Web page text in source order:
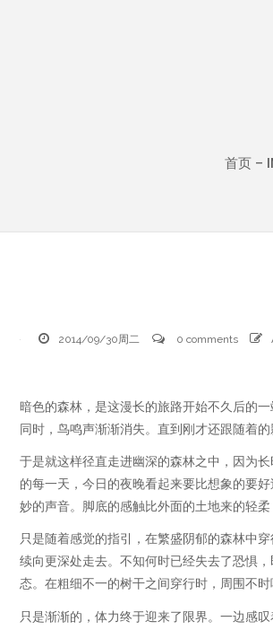
首页 –
2014/09/30周二 0 comments
暗色的森林，是这漫长的旅路开始不久后的
同时，鸟鸣声渐渐消失。直到刚才还跟随着的
于是就这样径直走进幽深的森林之中，因为
的每一天，今日的夜晚看起来要比想象的要
妙的声音。脚底的感触比外面的土地来的轻柔
只是随着感觉的指引，在繁盛阴郁的森林中
续向更深处走去。不知何时已经失去了恐惧
态。在粗细不一的树干之间穿行时，周围不
只是渐渐的，体力终于迎来了限界。一边感